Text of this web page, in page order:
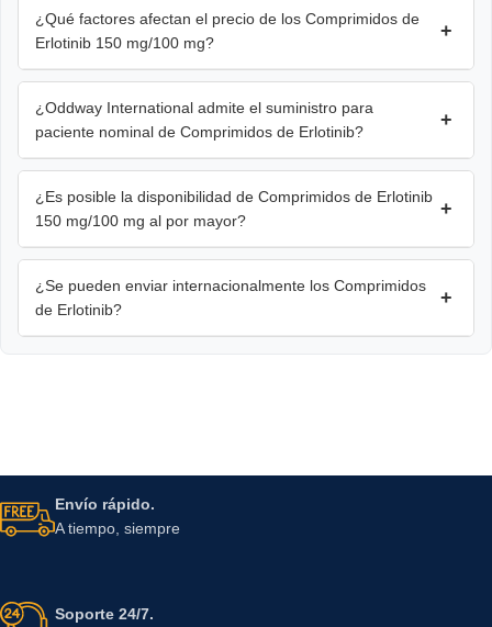
¿Qué factores afectan el precio de los Comprimidos de
Erlotinib 150 mg/100 mg?
+
¿Oddway International admite el suministro para
paciente nominal de Comprimidos de Erlotinib?
+
¿Es posible la disponibilidad de Comprimidos de Erlotinib
150 mg/100 mg al por mayor?
+
¿Se pueden enviar internacionalmente los Comprimidos
de Erlotinib?
+
Envío rápido.
A tiempo, siempre
Soporte 24/7.